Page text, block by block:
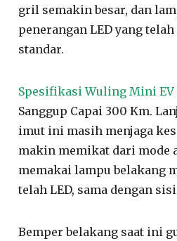
gril semakin besar, dan
penerangan LED yang telah
standar.
Spesifikasi Wuling Mini EV
Sanggup Capai 300 Km.
imut ini masih menjaga
makin memikat dari mode
memakai lampu belakang
telah LED, sama dengan
Bemper belakang saat ini